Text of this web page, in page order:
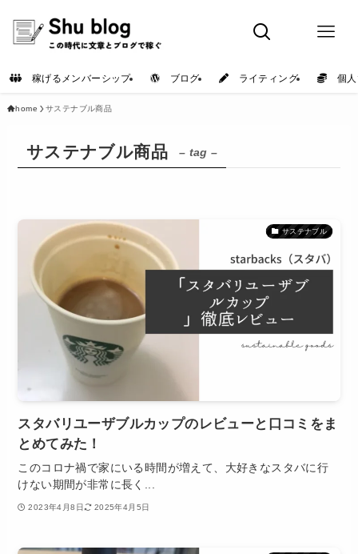
稼げるメンバーシップ ブログ ライティング 個人
home サステナブル商品
サステナブル商品 – tag –
サステナブル
スタバリユーザブルカップのレビューと口コミをま
とめてみた！
このコロナ禍で家にいる時間が増えて、大好きなスタバに行
けない期間が非常に長く...
2023年4月8日 2025年4月5日